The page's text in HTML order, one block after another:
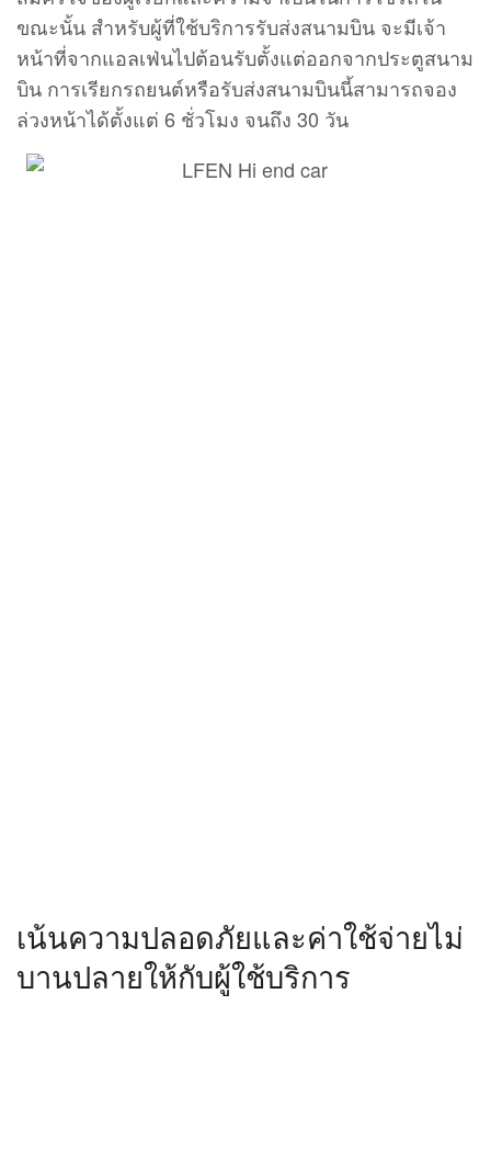
ขณะนั้น สำหรับผู้ที่ใช้บริการรับส่งสนามบิน จะมีเจ้า
หน้าที่จากแอลเฟ่นไปต้อนรับตั้งแต่ออกจากประตูสนาม
บิน การเรียกรถยนต์หรือรับส่งสนามบินนี้สามารถจอง
ล่วงหน้าได้ตั้งแต่ 6 ชั่วโมง จนถึง 30 วัน
เน้นความปลอดภัยและค่าใช้จ่ายไม่
บานปลายให้กับผู้ใช้บริการ